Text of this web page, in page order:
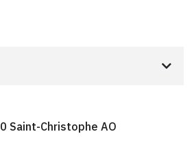
Saint-Christophe AO